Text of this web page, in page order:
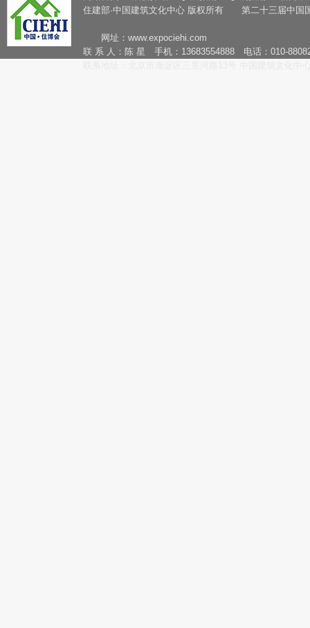
住建部·中国建筑文化中心 版权所有 第二十三届中国
网址： www.expociehi.com
联 系 人：陈 星 手机：13683554888 电话：010-